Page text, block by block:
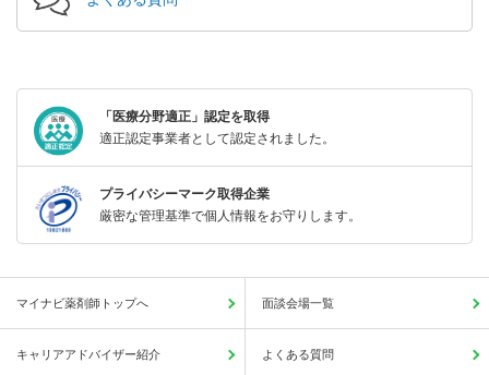
「医療分野適正」認定を取得
適正認定事業者として認定されました。
プライバシーマーク取得企業
厳密な管理基準で個人情報をお守りします。
マイナビ薬剤師トップへ 面談会場一覧
キャリアアドバイザー紹介 よくある質問